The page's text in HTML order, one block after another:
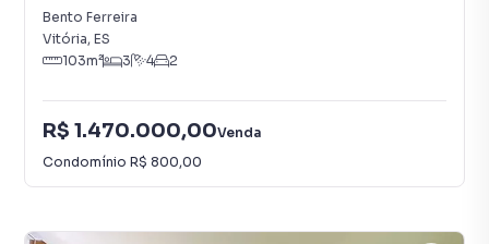
Bento Ferreira
Vitória, ES
103m² 3 4 2
R$ 1.470.000,00Venda
Condomínio R$ 800,00